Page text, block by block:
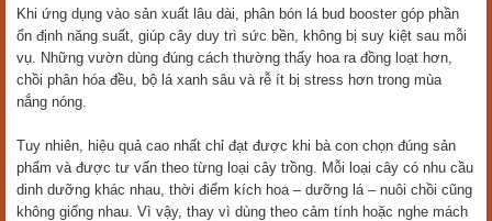
Khi ứng dụng vào sản xuất lâu dài, phân bón lá bud booster góp phần
ổn định năng suất, giúp cây duy trì sức bền, không bị suy kiệt sau mỗi
vụ. Những vườn dùng đúng cách thường thấy hoa ra đồng loạt hơn,
chồi phân hóa đều, bộ lá xanh sâu và rễ ít bị stress hơn trong mùa
nắng nóng.
Tuy nhiên, hiệu quả cao nhất chỉ đạt được khi bà con chọn đúng sản
phẩm và được tư vấn theo từng loại cây trồng. Mỗi loại cây có nhu cầu
dinh dưỡng khác nhau, thời điểm kích hoa – dưỡng lá – nuôi chồi cũng
không giống nhau. Vì vậy, thay vì dùng theo cảm tính hoặc nghe mách